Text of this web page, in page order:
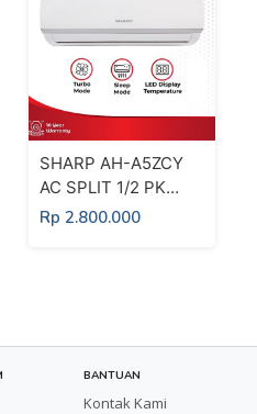
SHARP AH-A5ZCY
AC SPLIT 1/2 PK
STANDARD
Rp 2.800.000
BANTUAN
Kontak Kami